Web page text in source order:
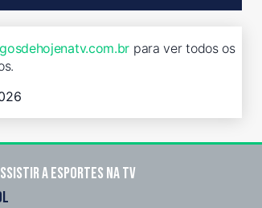
para ver todos os
a esportes na TV